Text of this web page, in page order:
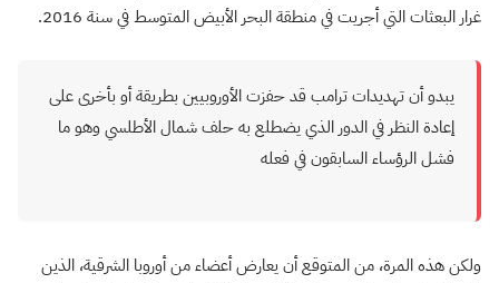
غرار البعثات التي أجريت في منطقة البحر الأبيض المتوسط في سنة 2016
.
يبدو أن تهديدات ترامب قد حفزت الأوروبيين بطريقة أو بأخرى على
إعادة النظر في الدور الذي يضطلع به حلف شمال الأطلسي وهو ما
فشل الرؤساء السابقون في فعله
ولكن هذه المرة، من المتوقع أن يعارض أعضاء من أوروبا الشرقية، الذين